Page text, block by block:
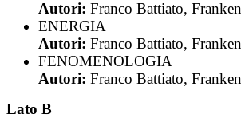
Autori: Franco Battiato,
ENERGIA
Autori: Franco Battiato,
FENOMENOLOGIA
Autori: Franco Battiato,
Lato B